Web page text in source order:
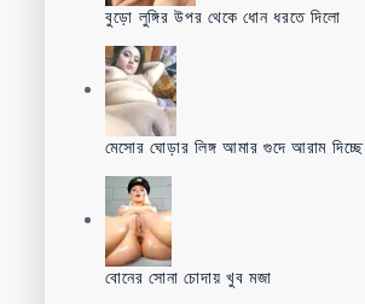
বুড়ো লুঙ্গির উপর থেকে ধোন ধরতে দিলো
মেসোর ঘোড়ার লিঙ্গ আমার গুদে আরাম দিচ্ছে
বোনের সোনা চোদায় খুব মজা